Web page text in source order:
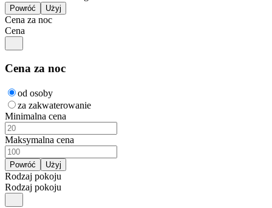
Cena za noc
Cena
Cena za noc
od osoby
za zakwaterowanie
Minimalna cena
Maksymalna cena
Rodzaj pokoju
Rodzaj pokoju